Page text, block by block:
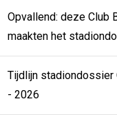
Opvallend: deze Club
maakten het
Tijdlijn stadiondossier
- 2026